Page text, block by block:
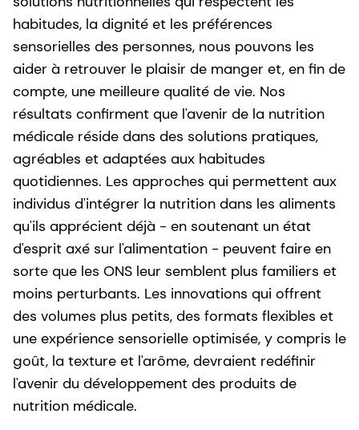
habitudes, la dignité et les préférences
sensorielles des personnes, nous pouvons les
aider à retrouver le plaisir de manger et, en fin de
compte, une meilleure qualité de vie. Nos
résultats confirment que l'avenir de la nutrition
médicale réside dans des solutions pratiques,
agréables et adaptées aux habitudes
quotidiennes. Les approches qui permettent aux
individus d'intégrer la nutrition dans les aliments
qu'ils apprécient déjà - en soutenant un état
d'esprit axé sur l'alimentation - peuvent faire en
sorte que les ONS leur semblent plus familiers et
moins perturbants. Les innovations qui offrent
des volumes plus petits, des formats flexibles et
une expérience sensorielle optimisée, y compris le
goût, la texture et l'arôme, devraient redéfinir
l'avenir du développement des produits de
nutrition médicale.